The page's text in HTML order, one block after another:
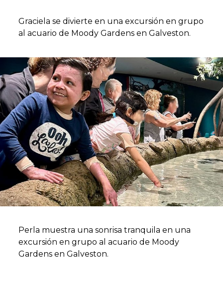
Graciela se divierte en una excursión en grupo
al acuario de Moody Gardens en Galveston.
Perla muestra una sonrisa tranquila en una
excursión en grupo al acuario de Moody
Gardens en Galveston.